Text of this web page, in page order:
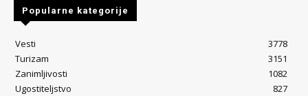
Popularne kategorije
Vesti
3778
Turizam
3151
Zanimljivosti
1082
Ugostiteljstvo
827